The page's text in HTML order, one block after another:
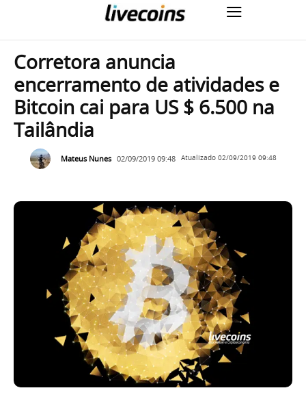
Corretora anuncia
encerramento de atividades e
Bitcoin cai para US $ 6.500 na
Tailândia
Mateus Nunes 02/09/2019 09:48 Atualizado 02/09/2019 09:48